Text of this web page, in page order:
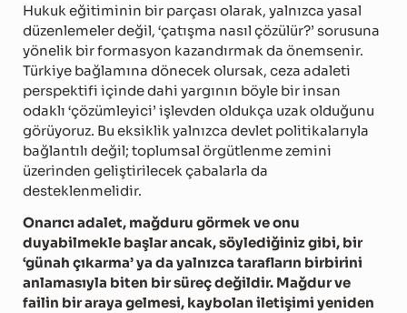
Hukuk eğitiminin bir parçası olarak, yalnızca yasal
düzenlemeler değil, ‘çatışma nasıl çözülür?’ sorusuna
yönelik bir formasyon kazandırmak da önemsenir.
Türkiye bağlamına dönecek olursak, ceza adaleti
perspektifi içinde dahi yargının böyle bir insan
odaklı ‘çözümleyici’ işlevden oldukça uzak olduğunu
görüyoruz. Bu eksiklik yalnızca devlet politikalarıyla
bağlantılı değil; toplumsal örgütlenme zemini
üzerinden geliştirilecek çabalarla da
desteklenmelidir.
Onarıcı adalet, mağduru görmek ve onu
duyabilmekle başlar ancak, söylediğiniz gibi, bir
‘günah çıkarma’ ya da yalnızca tarafların birbirini
anlamasıyla biten bir süreç değildir. Mağdur ve
failin bir araya gelmesi, kaybolan iletişimi yeniden